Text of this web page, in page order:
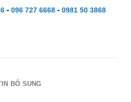
- 096 727 6668- 0981 50 3868
BỔ SUNG